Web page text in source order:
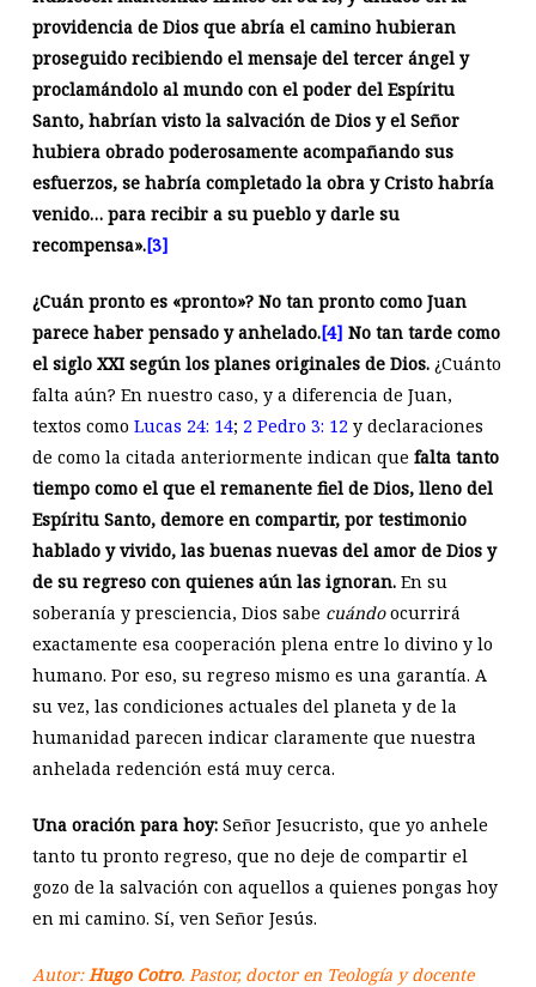
providencia de Dios que abría el camino hubieran
proseguido recibiendo el mensaje del tercer ángel y
proclamándolo al mundo con el poder del Espíritu
Santo, habrían visto la salvación de Dios y el Señor
hubiera obrado poderosamente acompañando sus
esfuerzos, se habría completado la obra y Cristo habría
venido… para recibir a su pueblo y darle su
recompensa».[3]
¿Cuán pronto es «pronto»? No tan pronto como Juan
parece haber pensado y anhelado.[4] No tan tarde como
el siglo XXI según los planes originales de Dios.¿Cuánto
falta aún? En nuestro caso, y a diferencia de Juan,
textos como Lucas 24: 14; 2 Pedro 3: 12 y declaraciones
de como la citada anteriormente indican que falta tanto
tiempo como el que el remanente fiel de Dios, lleno del
Espíritu Santo, demore en compartir, por testimonio
hablado y vivido, las buenas nuevas del amor de Dios y
de su regreso con quienes aún las ignoran.En su
soberanía y presciencia, Dios sabe cuándoocurrirá
exactamente esa cooperación plena entre lo divino y lo
humano. Por eso, su regreso mismo es una garantía. A
su vez, las condiciones actuales del planeta y de la
humanidad parecen indicar claramente que nuestra
anhelada redención está muy cerca.
Una oración para hoy: Señor Jesucristo, que yo anhele
tanto tu pronto regreso, que no deje de compartir el
gozo de la salvación con aquellos a quienes pongas hoy
en mi camino. Sí, ven Señor Jesús.
Autor:Hugo Cotro. Pastor, doctor en Teología y docente